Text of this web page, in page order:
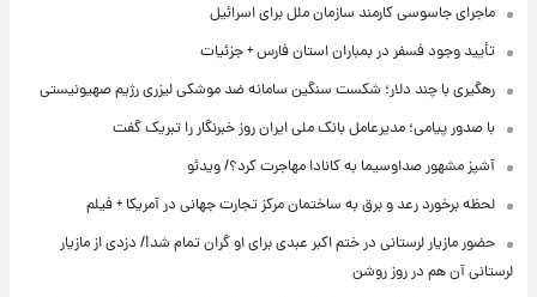
ماجرای جاسوسی کارمند سازمان ملل برای اسرائیل
تأیید وجود فسفر در بمباران استان فارس + جزئیات
رهگیری با چند دلار؛ شکست سنگین سامانه ضد موشکی لیزری رژیم صهیونیستی
با صدور پیامی؛ مدیرعامل بانک ملی ایران روز خبرنگار را تبریک گفت
آشپز مشهور صداوسیما به کانادا مهاجرت کرد؟/ ویدئو
لحظه برخورد رعد و برق به ساختمان مرکز تجارت جهانی در آمریکا + فیلم
حضور مازیار لرستانی در ختم اکبر عبدی برای او گران تمام شد!/ دزدی از مازیار
لرستانی آن هم در روز روشن